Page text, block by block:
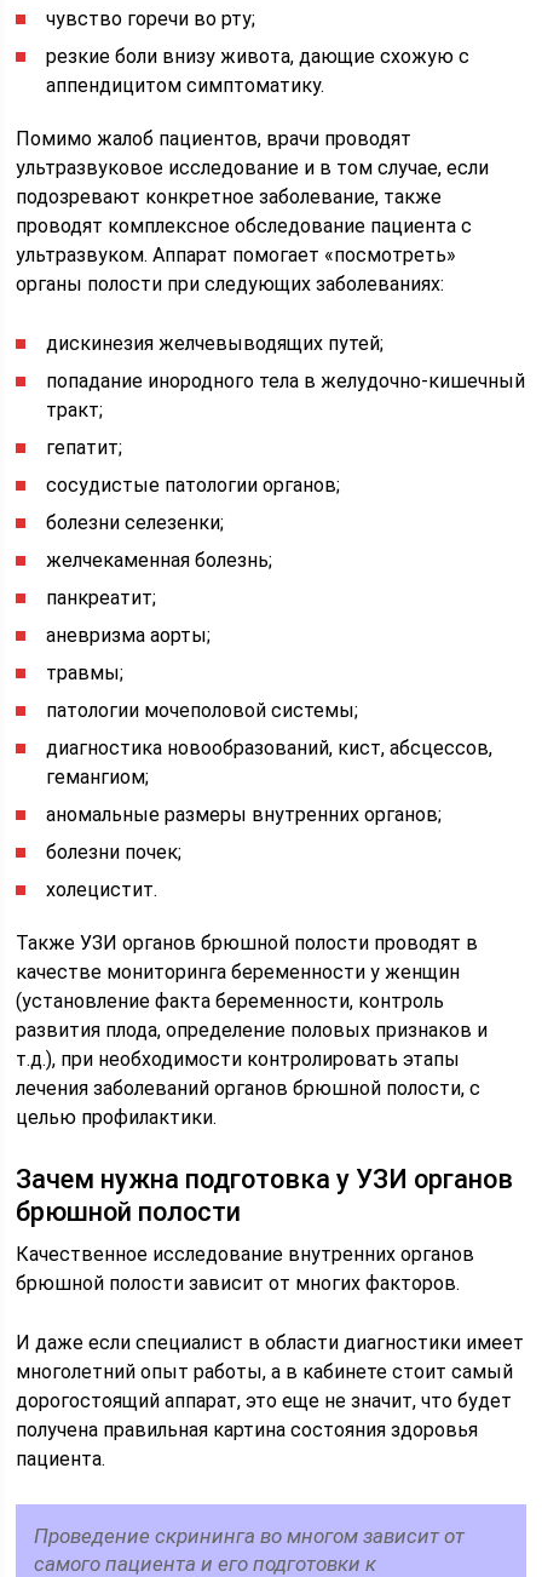
чувство горечи во рту;
резкие боли внизу живота, дающие схожую с
аппендицитом симптоматику.
Помимо жалоб пациентов, врачи проводят
ультразвуковое исследование и в том случае, если
подозревают конкретное заболевание, также
проводят комплексное обследование пациента с
ультразвуком. Аппарат помогает «посмотреть»
органы полости при следующих заболеваниях:
дискинезия желчевыводящих путей;
попадание инородного тела в желудочно-кишечный
тракт;
гепатит;
сосудистые патологии органов;
болезни селезенки;
желчекаменная болезнь;
панкреатит;
аневризма аорты;
травмы;
патологии мочеполовой системы;
диагностика новообразований, кист, абсцессов,
гемангиом;
аномальные размеры внутренних органов;
болезни почек;
холецистит.
Также УЗИ органов брюшной полости проводят в
качестве мониторинга беременности у женщин
(установление факта беременности, контроль
развития плода, определение половых признаков и
т.д.), при необходимости контролировать этапы
лечения заболеваний органов брюшной полости, с
целью профилактики.
Зачем нужна подготовка у УЗИ органов
брюшной полости
Качественное исследование внутренних органов
брюшной полости зависит от многих факторов.
И даже если специалист в области диагностики имеет
многолетний опыт работы, а в кабинете стоит самый
дорогостоящий аппарат, это еще не значит, что будет
получена правильная картина состояния здоровья
пациента.
Проведение скрининга во многом зависит от
самого пациента и его подготовки к